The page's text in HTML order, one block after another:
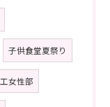
子供食堂夏祭り
女性部